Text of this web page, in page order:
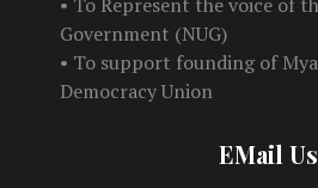
Government (NUG)
• To support founding of
Democracy Union
EMail Us